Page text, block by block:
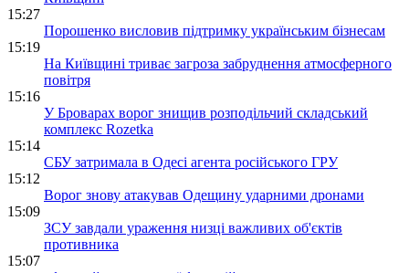
15:27
Порошенко висловив підтримку українським бізнесам
15:19
На Київщині триває загроза забруднення атмосферного
повітря
15:16
У Броварах ворог знищив розподільчий складський
комплекс Rozetka
15:14
СБУ затримала в Одесі агента російського ГРУ
15:12
Ворог знову атакував Одещину ударними дронами
15:09
ЗСУ завдали ураження низці важливих об'єктів
противника
15:07